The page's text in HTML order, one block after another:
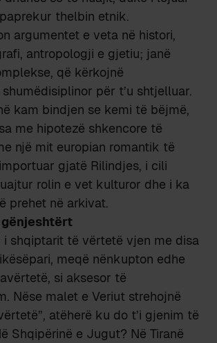
thelbin etnik.
argumentet e veta në histori,
antropologji e gjetiu; janë
që kërkojnë
për t’u shtjelluar.
kam bindjen se kemi të bëjmë,
me hipotezë shkencore të
një mit europian romantik të
gjatë Rilindjes, i cili
rolin e vet kulturor dhe i ka
prehet në arkivat.
i shqiptarit të vërtetë vjen me disa
meqë nënkupton edhe
si aksesor të
Nëse malet e Veriut strehojnë
atëherë ku do t’i gjenim të
Shqipërinë e Jugut? Në Tiranë